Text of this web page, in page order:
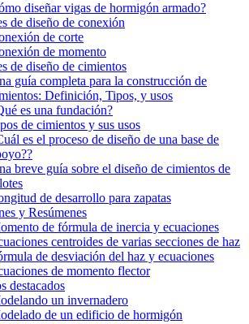
diseñar vigas de hormigón armado?
de diseño de conexión
de corte
de momento
de diseño de cimientos
guía completa para la construcción de
Definición, Tipos, y usos
es una fundación?
de cimientos y sus usos
es el proceso de diseño de una base de
breve guía sobre el diseño de cimientos de
de desarrollo para zapatas
y Resúmenes
de fórmula de inercia y ecuaciones
centroides de varias secciones de haz
de desviación del haz y ecuaciones
de momento flector
destacados
un invernadero
de un edificio de hormigón